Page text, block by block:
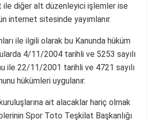
ile diğer alt düzenleyici işlemler ise
internet sitesinde yayımlanır.
ile ilgili olarak bu Kanunda hüküm
4/11/2004 tarihli ve 5253 sayılı
ile 22/11/2001 tarihli ve 4721 sayılı
hükümleri uygulanır.
ait alacaklar hariç olmak
Spor Toto Teşkilat Başkanlığı